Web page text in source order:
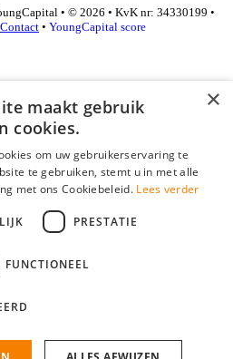
• © 2026 • KvK nr: 34330199 •
Contact • YoungCapital score
gevonden!
×
maakt gebruik
cookies.
om uw gebruikerservaring te
te gebruiken, stemt u in met alle
met ons Cookiebeleid. Lees verder
PRESTATIE
FUNCTIONEEL